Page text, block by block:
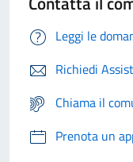
Leggi le
Richiedi
Chiama il
Prenota un